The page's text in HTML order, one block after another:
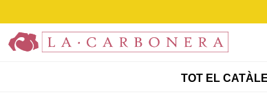
TOT EL